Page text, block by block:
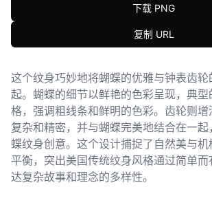
下载 PNG
复制 URL
这个纹身巧妙地将蝴蝶的优雅与钟表齿
起。蝴蝶的细节以鲜艳的色彩呈现，典
格，强调粗线条和鲜明的色彩。齿轮则
复杂和精密，并与蝴蝶完美地结合在一
蝶纹身创意。这个设计捕捉了自然美与
平衡，突出美国传统纹身风格通过简单
达复杂故事和理念的多样性。